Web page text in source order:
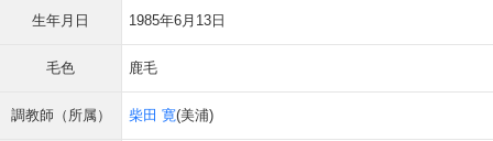
生年月日 1985年6月13日
毛色 鹿毛
調教師（所属） 柴田 寛(美浦)